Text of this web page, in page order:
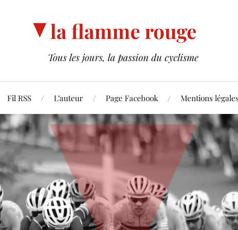
la flamme rouge
Tous les jours, la passion du cyclisme
Fil RSS L’auteur Page Facebook Mentions